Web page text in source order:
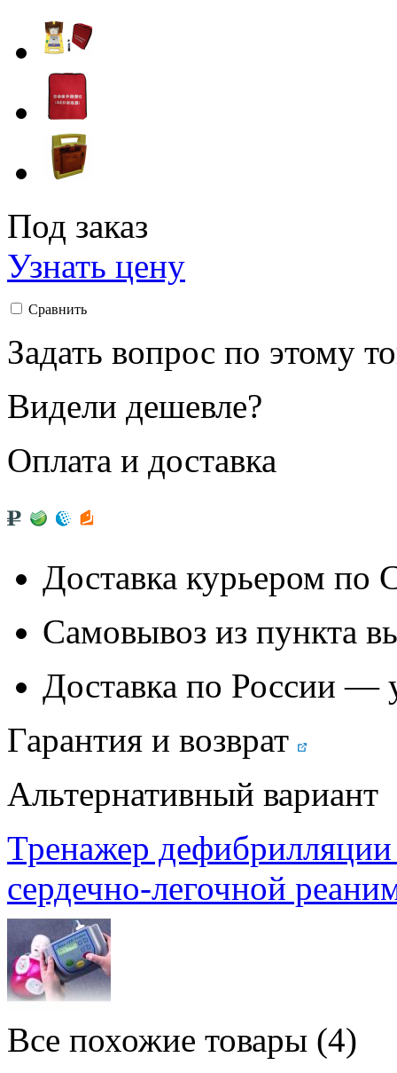
Под заказ
Узнать цену
Сравнить
Задать вопрос по этому
Видели дешевле?
Оплата и доставка
Доставка курьером
Самовывоз из пункта
Доставка по России —
Гарантия и возврат
Альтернативный вариант
Тренажер
сердечно-легочной
Все похожие товары (4)